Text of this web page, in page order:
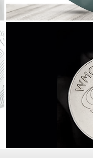
งคม
ามกินดีอยู่ดี
อย่างยั่งยืน
ภาพกว้าง
หาจุดเล็กๆ